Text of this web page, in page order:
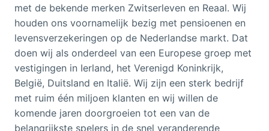
met de bekende merken Zwitserleven en Reaal. Wij
houden ons voornamelijk bezig met pensioenen en
levensverzekeringen op de Nederlandse markt. Dat
doen wij als onderdeel van een Europese groep met
vestigingen in Ierland, het Verenigd Koninkrijk,
België, Duitsland en Italië. Wij zijn een sterk bedrijf
met ruim één miljoen klanten en wij willen de
komende jaren doorgroeien tot een van de
belangrijkste spelers in de snel veranderende